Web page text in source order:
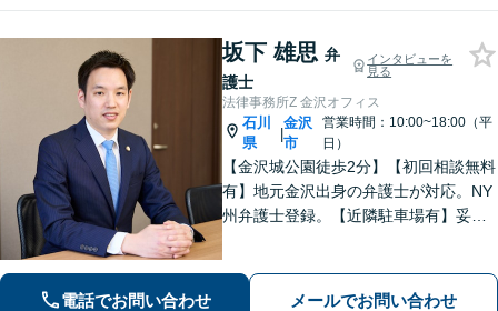
坂下 雄思 弁
護士
インタビューを
見る
法律事務所Z 金沢オフィス
石川
県
|
金沢
市
営業時間：10:00~18:00（平
日）
【金沢城公園徒歩2分】【初回相談無料
有】地元金沢出身の弁護士が対応。NY
州弁護士登録。【近隣駐車場有】妥協
ネット、英文契約はお任せ！
電話でお問い合わせ メールでお問い合わせ